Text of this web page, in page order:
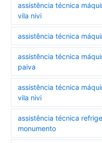
assistência técnica
vila nivi
assistência técnica
assistência técnica
paiva
assistência técnica
vila nivi
assistência técnica
monumento